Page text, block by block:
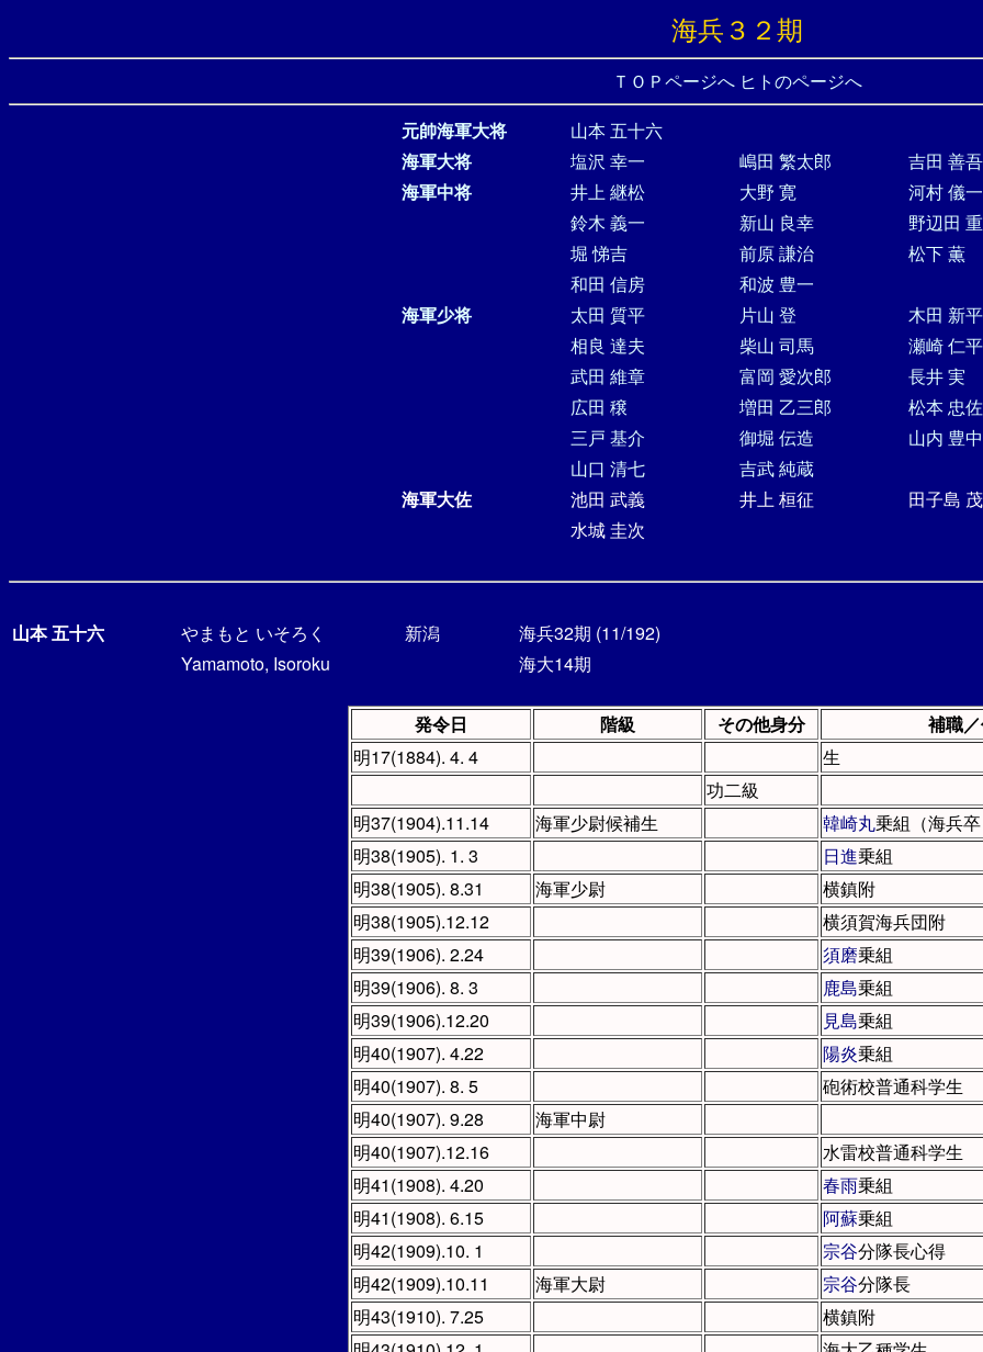
海兵３２期
ＴＯＰページへ ヒトのページへ
元帥海軍大将
山本 五十六
海軍大将
塩沢 幸一 嶋田 繁太郎
吉田 善吾
海軍中将
井上 継松 大野 寛
河村 儀
鈴木 義一
新山 良幸
野辺田
堀 悌吉
前原 謙治
松下 薫
和田 信房
和波 豊一
海軍少将
太田 質平 片山 登
木田 新平
相良 達夫
柴山 司馬
瀬崎 仁平
武田 維章
富岡 愛次郎
長井 実
広田 穣
増田 乙三郎
松本 忠佐
三戸 基介
御堀 伝造
山内 豊中
山口 清七
吉武 純蔵
海軍大佐
池田 武義 井上 桓征
田子島
水城 圭次
山本 五十六 やまもと いそろく 新潟
海兵32期 (11/192)
Yamamoto, Isoroku
海大14期
発令日 階級 その他身分
補職
明17(1884). 4. 4
生
功二級
明37(1904).11.14
海軍少尉候補生 韓崎丸乗組（海兵
明38(1905). 1. 3
日進乗組
明38(1905). 8.31
海軍少尉
横鎮附
明38(1905).12.12
横須賀海兵団附
明39(1906). 2.24
須磨乗組
明39(1906). 8. 3
鹿島乗組
明39(1906).12.20
見島乗組
明40(1907). 4.22
陽炎乗組
明40(1907). 8. 5
砲術校普通科学生
明40(1907). 9.28
海軍中尉
明40(1907).12.16
水雷校普通科学生
明41(1908). 4.20
春雨乗組
明41(1908). 6.15
阿蘇乗組
明42(1909).10. 1
宗谷分隊長心得
明42(1909).10.11
海軍大尉 宗谷分隊長
明43(1910). 7.25
横鎮附